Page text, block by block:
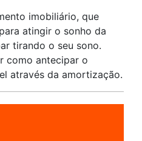
imobiliário, que
atingir o sonho da
tirando o seu sono.
como antecipar o
através da amortização.